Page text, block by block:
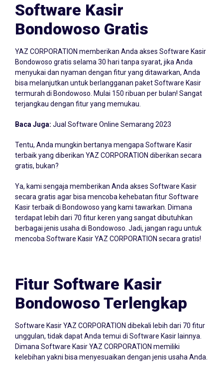
Software Kasir
Bondowoso Gratis
YAZ CORPORATION memberikan Anda akses Software Kasir
Bondowoso gratis selama 30 hari tanpa syarat, jika Anda
menyukai dan nyaman dengan fitur yang ditawarkan, Anda
bisa melanjutkan untuk berlangganan paket Software Kasir
termurah di Bondowoso. Mulai 150 ribuan per bulan! Sangat
terjangkau dengan fitur yang memukau.
Baca Juga: Jual Software Online Semarang 2023
Tentu, Anda mungkin bertanya mengapa Software Kasir
terbaik yang diberikan YAZ CORPORATION diberikan secara
gratis, bukan?
Ya, kami sengaja memberikan Anda akses Software Kasir
secara gratis agar bisa mencoba kehebatan fitur Software
Kasir terbaik di Bondowoso yang kami tawarkan. Dimana
terdapat lebih dari 70 fitur keren yang sangat dibutuhkan
berbagai jenis usaha di Bondowoso. Jadi, jangan ragu untuk
mencoba Software Kasir YAZ CORPORATION secara gratis!
Fitur Software Kasir
Bondowoso Terlengkap
Software Kasir YAZ CORPORATION dibekali lebih dari 70 fitur
unggulan, tidak dapat Anda temui di Software Kasir lainnya.
Dimana Software Kasir YAZ CORPORATION memiliki
kelebihan yakni bisa menyesuaikan dengan jenis usaha Anda.